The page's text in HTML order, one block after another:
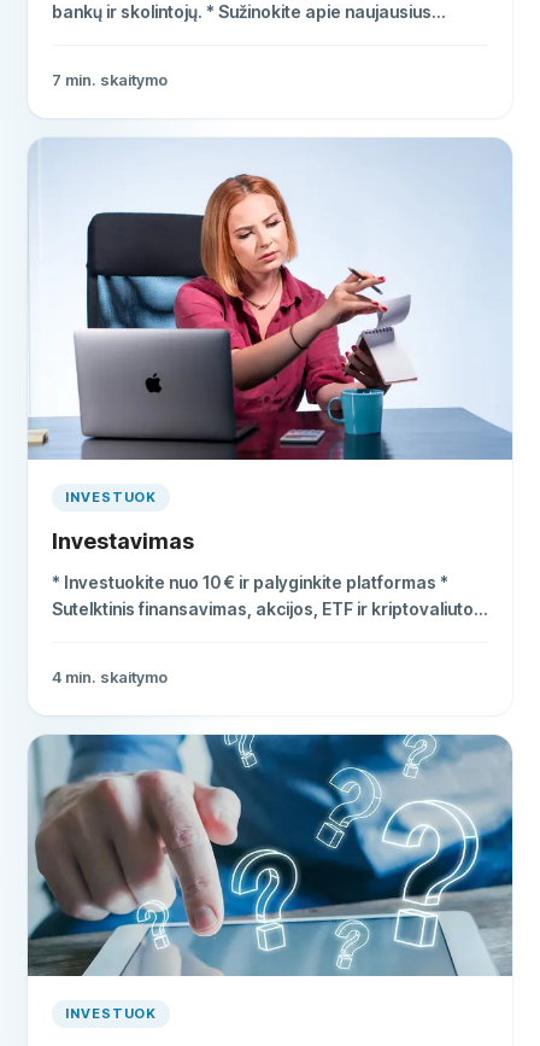
bankų ir skolintojų. * Sužinokite apie naujausius
ir sutaupyti.
7 min. skaitymo
INVESTUOK
Investavimas
* Investuokite nuo 10 € ir palyginkite platformas *
Sutelktinis finansavimas, akcijos, ETF ir kriptovaliutos
4 min. skaitymo
INVESTUOK